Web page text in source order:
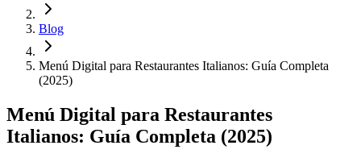
Blog
Menú Digital para Restaurantes Italianos: Guía Completa
(2025)
Menú Digital para Restaurantes
Italianos: Guía Completa (2025)